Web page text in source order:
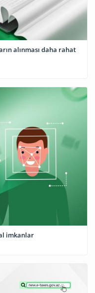
alınması daha rahat
imkanlar